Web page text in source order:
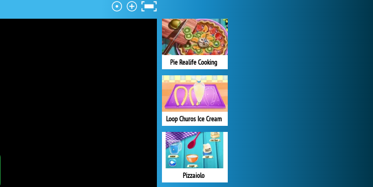
Pie Realife Cooking
Loop Churos Ice Cream
Pizzaiolo